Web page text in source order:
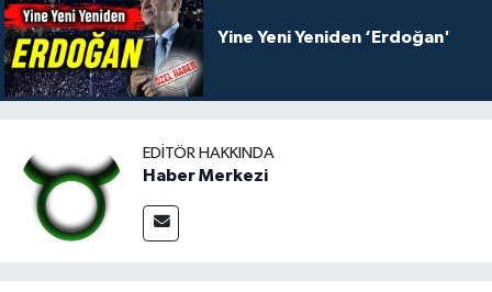
Yine Yeni Yeniden ‘Erdoğan'
EDITÖR HAKKINDA
Haber Merkezi